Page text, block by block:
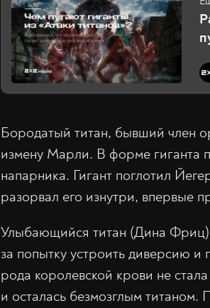
Бородатый титан, бывший член
измену Марли. В форме гиганта
напарника. Гигант поглотил
разорвал его изнутри, впервые
Улыбающийся титан (Дина Фриц),
за попытку устроить диверсию и
рода королевской крови не
и осталась безмозглым